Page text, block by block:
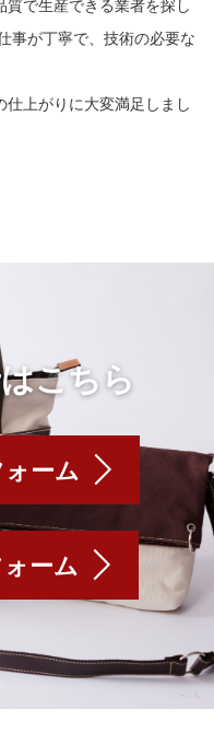
で生産できる業者を探し
事が丁寧で、技術の必要な
仕上がりに大変満足しまし
こちら
ーム
ーム